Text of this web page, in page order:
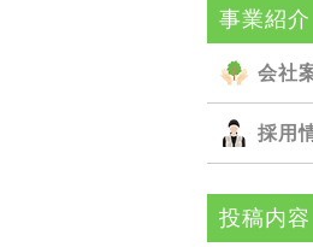
事業紹介
会社
採用
投稿内容